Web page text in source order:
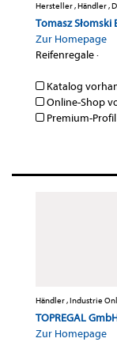
Hersteller , Händler ,
Tomasz Słomski
Zur Homepage
Reifenregale·
Katalog
Online-Shop
Premium-Profil
Händler , Industrie
TOPREGAL
Zur Homepage